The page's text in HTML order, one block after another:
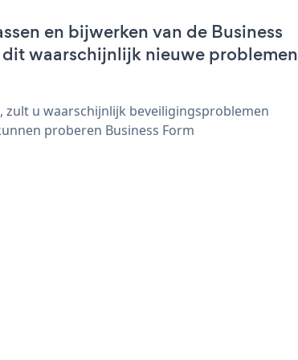
en bijwerken van de Business
waarschijnlijk nieuwe problemen
u waarschijnlijk beveiligingsproblemen
proberen Business Form